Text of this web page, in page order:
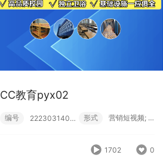
SY沈阳啤酒MV——沈阳电丝
编号
1248
CC教育pyx02
编号 222303140006 形式 营销短视频; 初级款;
1702 0